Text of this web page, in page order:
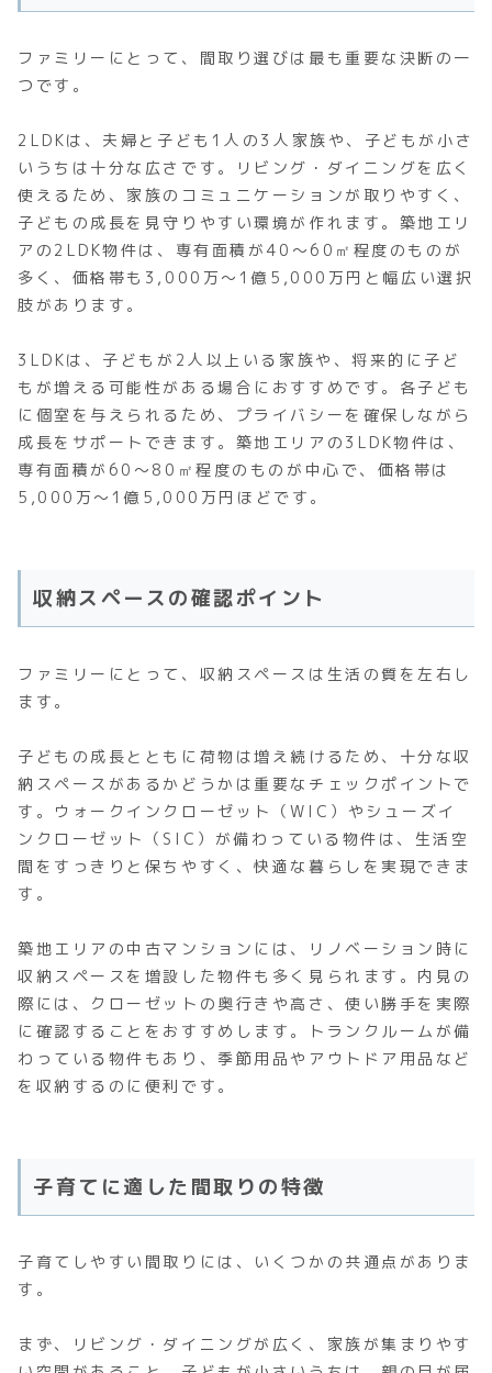
ファミリーにとって、間取り選びは最も重要な決断の一
つです。
2LDKは、夫婦と子ども1人の3人家族や、子どもが小さ
いうちは十分な広さです。リビング・ダイニングを広く
使えるため、家族のコミュニケーションが取りやすく、
子どもの成長を見守りやすい環境が作れます。築地エリ
アの2LDK物件は、専有面積が40～60㎡程度のものが
多く、価格帯も3,000万～1億5,000万円と幅広い選択
肢があります。
3LDKは、子どもが2人以上いる家族や、将来的に子ど
もが増える可能性がある場合におすすめです。各子ども
に個室を与えられるため、プライバシーを確保しながら
成長をサポートできます。築地エリアの3LDK物件は、
専有面積が60～80㎡程度のものが中心で、価格帯は
5,000万～1億5,000万円ほどです。
収納スペースの確認ポイント
ファミリーにとって、収納スペースは生活の質を左右し
ます。
子どもの成長とともに荷物は増え続けるため、十分な収
納スペースがあるかどうかは重要なチェックポイントで
す。ウォークインクローゼット（WIC）やシューズイ
ンクローゼット（SIC）が備わっている物件は、生活空
間をすっきりと保ちやすく、快適な暮らしを実現できま
す。
築地エリアの中古マンションには、リノベーション時に
収納スペースを増設した物件も多く見られます。内見の
際には、クローゼットの奥行きや高さ、使い勝手を実際
に確認することをおすすめします。トランクルームが備
わっている物件もあり、季節用品やアウトドア用品など
を収納するのに便利です。
子育てに適した間取りの特徴
子育てしやすい間取りには、いくつかの共通点がありま
す。
まず、リビング・ダイニングが広く、家族が集まりやす